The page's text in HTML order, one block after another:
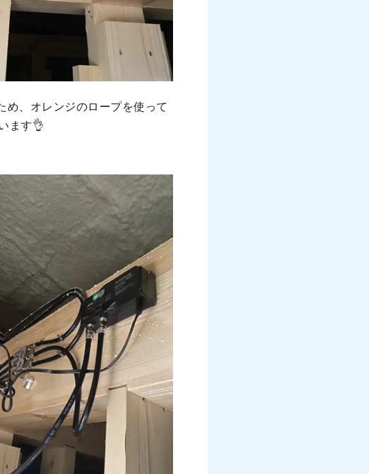
め、オレンジのロープを使って
ます👌